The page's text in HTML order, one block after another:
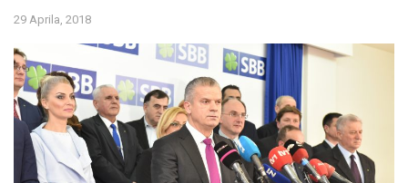
29 Aprila, 2018